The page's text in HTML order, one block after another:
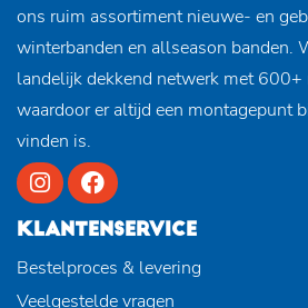
ons ruim assortiment nieuwe- en
winterbanden en allseason banden.
landelijk dekkend netwerk met 600+
waardoor er altijd een montagepunt
vinden is.
KLANTENSERVICE
Bestelproces & levering
Veelgestelde vragen